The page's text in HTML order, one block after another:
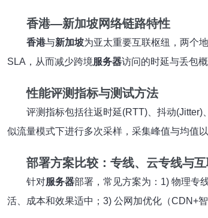
香港—新加坡网络链路特性
香港与新加坡为亚太重要互联枢纽，两个
SLA，从而减少跨境服务器访问的时延与丢包概
性能评测指标与测试方法
评测指标包括往返时延(RTT)、抖动
似流量模式下进行多次采样，采集峰值与均值以
部署方案比较：专线、云专线与
针对服务器部署，常见方案为：1) 物理专
活、成本和效果适中；3) 公网加优化（CDN+